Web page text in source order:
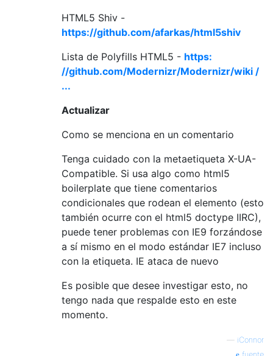
HTML5 Shiv -
https://github.com/afarkas/html5shiv
Lista de Polyfills HTML5 - https:
//github.com/Modernizr/Modernizr/wiki /
...
Actualizar
Como se menciona en un comentario
Tenga cuidado con la metaetiqueta X-UA-
Compatible. Si usa algo como html5
boilerplate que tiene comentarios
condicionales que rodean el elemento (esto
también ocurre con el html5 doctype IIRC),
puede tener problemas con IE9 forzándose
a sí mismo en el modo estándar IE7 incluso
con la etiqueta. IE ataca de nuevo
Es posible que desee investigar esto, no
tengo nada que respalde esto en este
momento.
iConnor